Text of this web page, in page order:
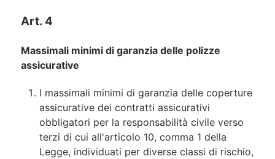
Art. 4
Massimali minimi di garanzia delle polizze
assicurative
I massimali minimi di garanzia delle coperture
assicurative dei contratti assicurativi
obbligatori per la responsabilità civile verso
terzi di cui all'articolo 10, comma 1 della
Legge, individuati per diverse classi di rischio,